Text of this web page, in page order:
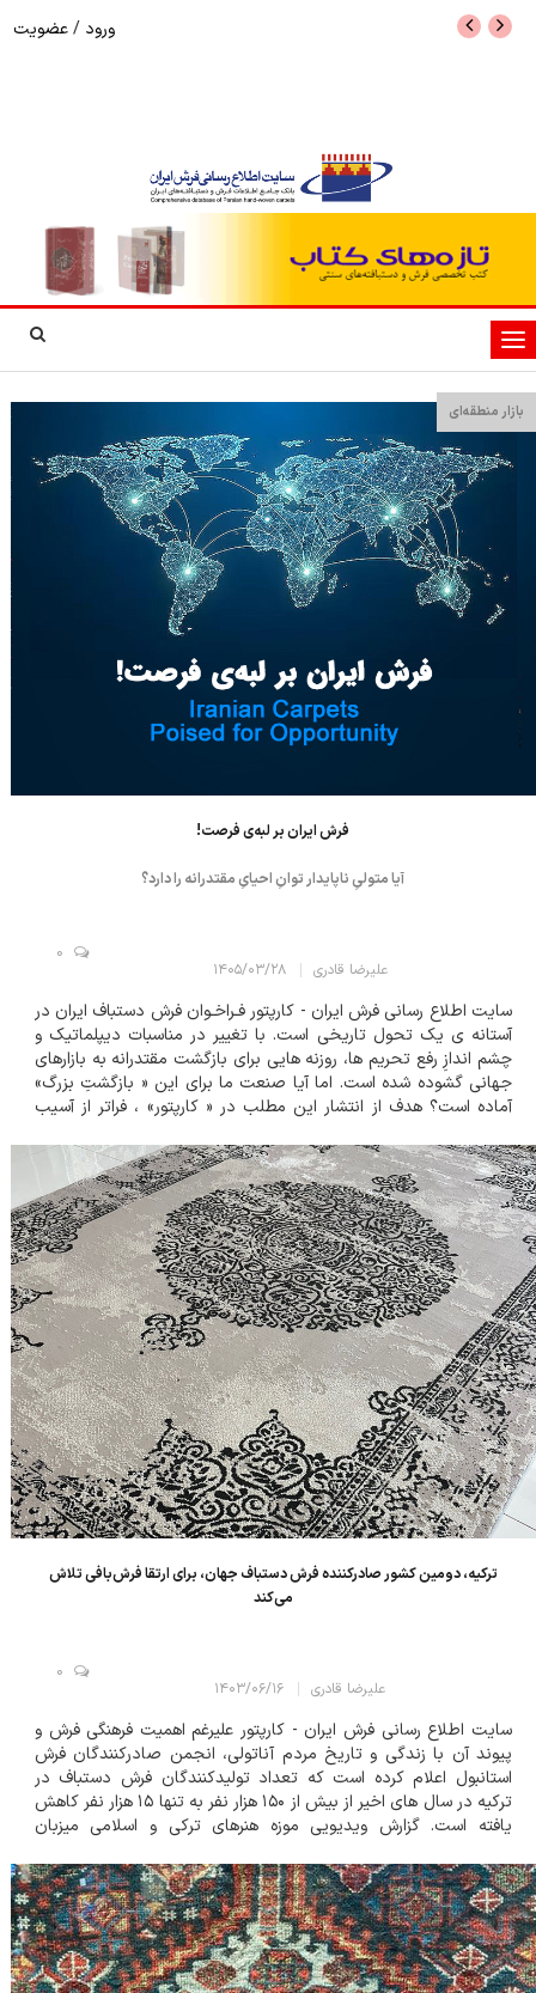
ورود /عضویت
تغییر
وضعیت
ناوبری
بازار منطقه‌ای
فرش ایران بر لبه‌ی فرصت!
آیا متولیِ ناپایدار توانِ احیایِ مقتدرانه را دارد؟
علیرضا قادری ۱۴۰۵/۰۳/۲۸
0
سایت اطلاع رسانی فرش ایران - کارپتور فـراخـوان فرش دستباف ایران در
آستانه ی یک تحول تاریخی است. با تغییر در مناسبات دیپلماتیک و
چشم اندازِ رفع تحریم ها، روزنه هایی برای بازگشت مقتدرانه به بازارهای
جهانی گشوده شده است. اما آیا صنعت ما برای این « بازگشتِ بزرگ»
آماده است؟ هدف از انتشار این مطلب در « کارپتور» ، فراتر از آسیب
ترکیه، دومین کشور صادرکننده فرش دستباف جهان، برای ارتقا فرش‌بافی تلاش
می‌کند
علیرضا قادری ۱۴۰۳/۰۶/۱۶
0
سایت اطلاع رسانی فرش ایران - کارپتور علیرغم اهمیت فرهنگی فرش و
پیوند آن با زندگی و تاریخ مردم آناتولی، انجمن صادرکنندگان فرش
استانبول اعلام کرده است که تعداد تولیدکنندگان فرش دستباف در
ترکیه در سال های اخیر از بیش از ۱۵۰ هزار نفر به تنها ۱۵ هزار نفر کاهش
یافته است. گزارش ویدیویی موزه هنرهای ترکی و اسلامی میزبان